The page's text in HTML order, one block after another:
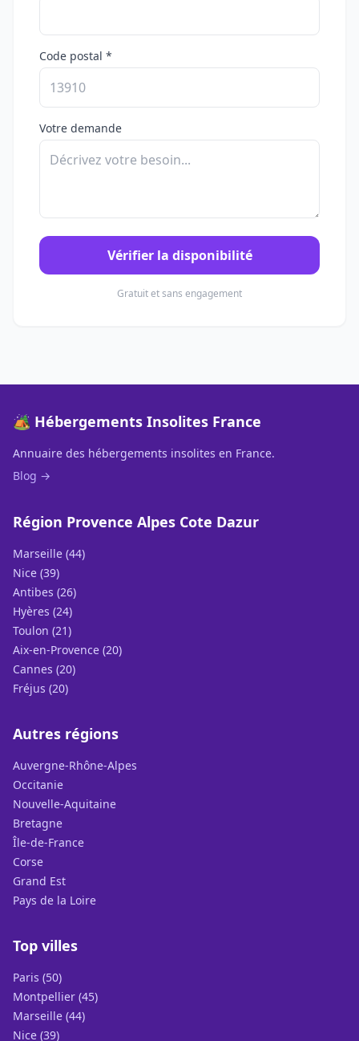
Code postal *
Votre demande
Vérifier la disponibilité
Gratuit et sans engagement
🏕️ Hébergements Insolites France
Annuaire des hébergements insolites en France.
Blog →
Région Provence Alpes Cote Dazur
Marseille (44)
Nice (39)
Antibes (26)
Hyères (24)
Toulon (21)
Aix-en-Provence (20)
Cannes (20)
Fréjus (20)
Autres régions
Auvergne-Rhône-Alpes
Occitanie
Nouvelle-Aquitaine
Bretagne
Île-de-France
Corse
Grand Est
Pays de la Loire
Top villes
Paris (50)
Montpellier (45)
Marseille (44)
Nice (39)